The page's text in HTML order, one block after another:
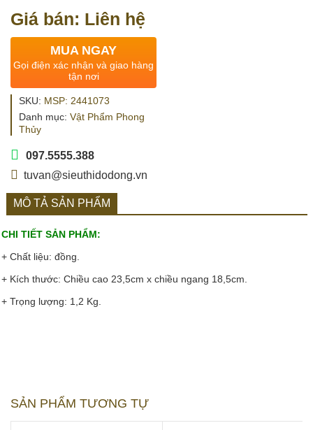
Giá bán: Liên hệ
MUA NGAY
Gọi điện xác nhận và giao hàng
tận nơi
SKU: MSP: 2441073
Danh mục: Vật Phẩm Phong
Thủy
097.5555.388
tuvan@sieuthidodong.vn
MÔ TẢ SẢN PHẨM
CHI TIẾT SẢN PHẨM:
+ Chất liệu: đồng.
+ Kích thước: Chiều cao 23,5cm x chiều ngang 18,5cm.
+ Trọng lượng: 1,2 Kg.
SẢN PHẨM TƯƠNG TỰ